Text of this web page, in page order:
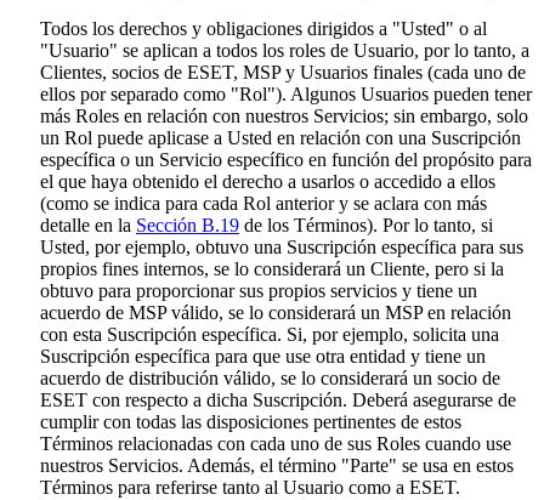
Todos los derechos y obligaciones dirigidos a "Usted" o al
"Usuario" se aplican a todos los roles de Usuario, por lo tanto, a
Clientes, socios de ESET, MSP y Usuarios finales (cada uno de
ellos por separado como "Rol"). Algunos Usuarios pueden tener
más Roles en relación con nuestros Servicios; sin embargo, solo
un Rol puede aplicase a Usted en relación con una Suscripción
específica o un Servicio específico en función del propósito para
el que haya obtenido el derecho a usarlos o accedido a ellos
(como se indica para cada Rol anterior y se aclara con más
detalle en la Sección B.19 de los Términos). Por lo tanto, si
Usted, por ejemplo, obtuvo una Suscripción específica para sus
propios fines internos, se lo considerará un Cliente, pero si la
obtuvo para proporcionar sus propios servicios y tiene un
acuerdo de MSP válido, se lo considerará un MSP en relación
con esta Suscripción específica. Si, por ejemplo, solicita una
Suscripción específica para que use otra entidad y tiene un
acuerdo de distribución válido, se lo considerará un socio de
ESET con respecto a dicha Suscripción. Deberá asegurarse de
cumplir con todas las disposiciones pertinentes de estos
Términos relacionadas con cada uno de sus Roles cuando use
nuestros Servicios. Además, el término "Parte" se usa en estos
Términos para referirse tanto al Usuario como a ESET.